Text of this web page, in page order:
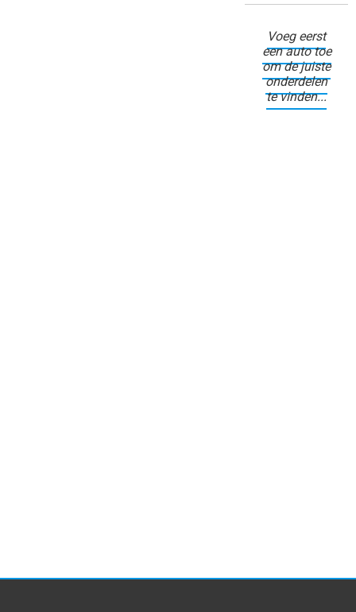
Voeg eerst
een auto toe
om de juiste
onderdelen
te vinden...